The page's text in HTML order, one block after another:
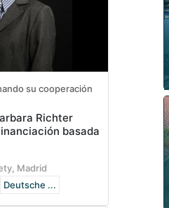
su cooperación
Richter
basada
Madrid
Deutsche ...